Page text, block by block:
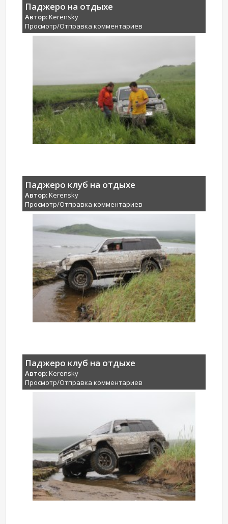
Паджеро на отдыхе
Автор:Kerensky
Просмотр/Отправка комментариев
Паджеро клуб на отдыхе
Автор:Kerensky
Просмотр/Отправка комментариев
Паджеро клуб на отдыхе
Автор:Kerensky
Просмотр/Отправка комментариев